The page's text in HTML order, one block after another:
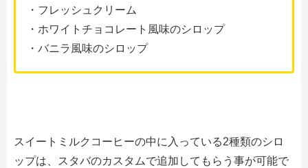
・フレッシュクリーム
・ホワイトチョコレート風味のシロップ
・バニラ風味のシロップ
スイートミルクコーヒーの中に入っている2種類のシロ
ップは、スタバのカスタムで追加してもらう事が可能で